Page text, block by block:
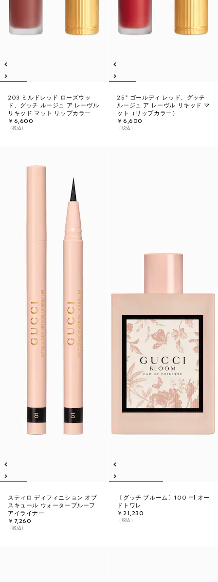
203 ミルドレッド ローズウッ
ド、グッチ ルージュ ア レーヴル
リキッド マット リップカラー
￥6,600
（税込）
25* ゴールディ レッド、グッチ
ルージュ ア レーヴル リキッド マ
ット（リップカラー）
￥6,600
（税込）
スティロ ディフィニション オブ
スキュール ウォータープルーフ
アイライナー
￥7,260
（税込）
〔グッチ ブルーム〕100 ml オー
ドトワレ
￥21,230
（税込）